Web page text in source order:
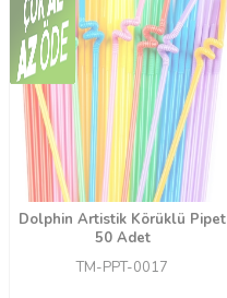
Dolphin Artistik Körüklü Pipet
50 Adet
TM-PPT-0017